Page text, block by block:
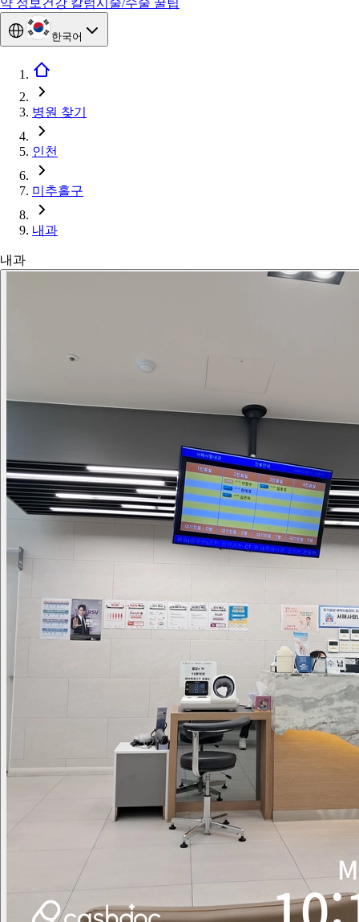
약 정보 건강 칼럼시술/수술 꿀팁
한국어
병원 찾기
인천
미추홀구
내과
내과